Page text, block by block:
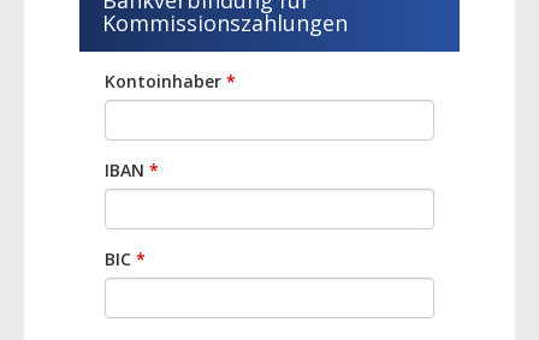
Kommissionszahlungen
Kontoinhaber *
IBAN *
BIC *